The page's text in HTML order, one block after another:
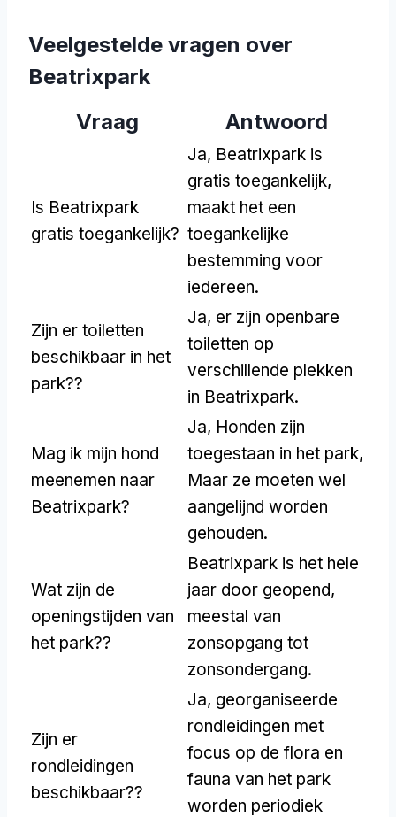
Veelgestelde vragen over
Beatrixpark
Vraag
Antwoord
Is Beatrixpark
gratis toegankelijk?
Ja, Beatrixpark is
gratis toegankelijk,
maakt het een
toegankelijke
bestemming voor
iedereen.
Zijn er toiletten
beschikbaar in het
park??
Ja, er zijn openbare
toiletten op
verschillende plekken
in Beatrixpark.
Mag ik mijn hond
meenemen naar
Beatrixpark?
Ja, Honden zijn
toegestaan in het park,
Maar ze moeten wel
aangelijnd worden
gehouden.
Wat zijn de
openingstijden van
het park??
Beatrixpark is het hele
jaar door geopend,
meestal van
zonsopgang tot
zonsondergang.
Zijn er
rondleidingen
beschikbaar??
Ja, georganiseerde
rondleidingen met
focus op de flora en
fauna van het park
worden periodiek